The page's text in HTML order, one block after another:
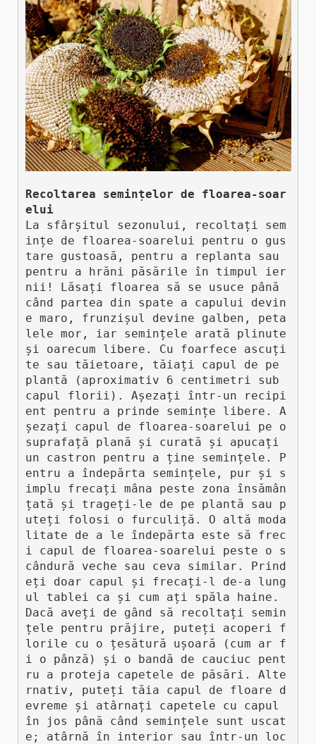
Recoltarea semințelor de floarea-soar
elui
La sfârșitul sezonului, recoltați sem
ințe de floarea-soarelui pentru o gus
tare gustoasă, pentru a replanta sau
pentru a hrăni păsările în timpul ier
nii! Lăsați floarea să se usuce până
când partea din spate a capului devin
e maro, frunzișul devine galben, peta
lele mor, iar semințele arată plinute
și oarecum libere. Cu foarfece ascuți
te sau tăietoare, tăiați capul de pe
plantă (aproximativ 6 centimetri sub
capul florii). Așezați într-un recipi
ent pentru a prinde semințe libere. A
șezați capul de floarea-soarelui pe o
suprafață plană și curată și apucați
un castron pentru a ține semințele. P
entru a îndepărta semințele, pur și s
implu frecați mâna peste zona însămân
țată și trageți-le de pe plantă sau p
uteți folosi o furculiță. O altă moda
litate de a le îndepărta este să frec
i capul de floarea-soarelui peste o s
cândură veche sau ceva similar. Prind
eți doar capul și frecați-l de-a lung
ul tablei ca și cum ați spăla haine.
Dacă aveți de gând să recoltați semin
țele pentru prăjire, puteți acoperi f
lorile cu o țesătură ușoară (cum ar f
i o pânză) și o bandă de cauciuc pent
ru a proteja capetele de păsări. Alte
rnativ, puteți tăia capul de floare d
evreme și atârnați capetele cu capul
în jos până când semințele sunt uscat
e; atârnă în interior sau într-un loc